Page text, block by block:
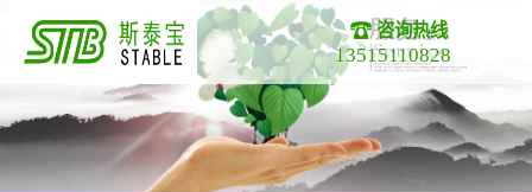
咨询热线
13515110828